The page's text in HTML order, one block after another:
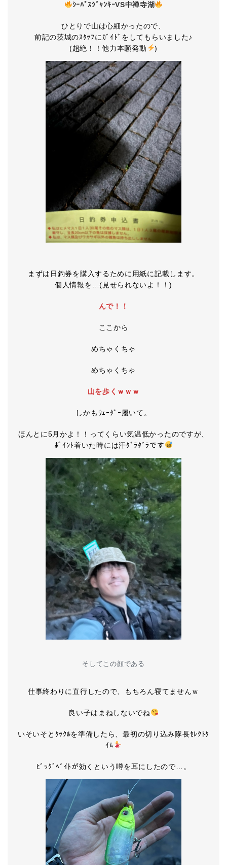
ｼｰﾊﾞｽｼﾞｬﾝｷｰVS中禅寺湖
ひとりで山は心細かったので、
前記の茨城のｽﾀｯﾌにｶﾞｲﾄﾞをしてもらいました♪
(超絶！！他力本願発動
)
まずは日釣券を購入するために用紙に記載します。
個人情報を…(見せられないよ！！)
んで！！
ここから
めちゃくちゃ
めちゃくちゃ
山を歩くｗｗｗ
しかもｳｪｰﾀﾞｰ履いて。
ほんとに5月かよ！！ってくらい気温低かったのですが、
ﾎﾟｲﾝﾄ着いた時には汗ﾀﾞﾗﾀﾞﾗです
そしてこの顔である
仕事終わりに直行したので、もちろん寝てませんｗ
良い子はまねしないでね
いそいそとﾀｯｸﾙを準備したら、最初の切り込み隊長ｾﾚｸﾄﾀ
ｲﾑ
ﾋﾞｯｸﾞﾍﾞｲﾄが効くという噂を耳にしたので…。